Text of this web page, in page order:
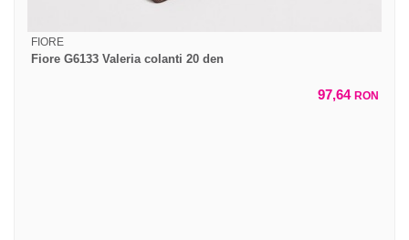
FIORE
Fiore G6133 Valeria colanti 20 den
97,64 RON